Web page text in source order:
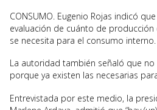
CONSUMO. Eugenio Rojas indicó
evaluación de cuánto de producción
se necesita para el consumo interno.
La autoridad también señaló que
porque ya existen las necesarias
Entrevistada por este medio, la